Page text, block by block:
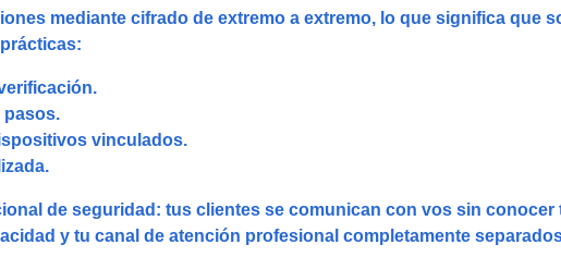
mediante cifrado de extremo a extremo, lo que significa que
pasos.
vinculados.
de seguridad: tus clientes se comunican con vos sin
y tu canal de atención profesional completamente